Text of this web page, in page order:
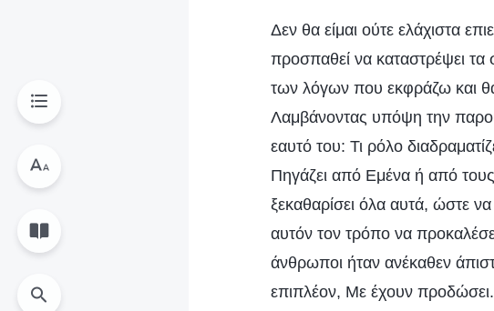
Δεν θα είμαι ούτε ελάχιστα
προσπαθεί να καταστρέψει τα
των λόγων που εκφράζω και
Λαμβάνοντας υπόψη την
εαυτό του: Τι ρόλο
Πηγάζει από Εμένα ή από
ξεκαθαρίσει όλα αυτά, ώστε να
αυτόν τον τρόπο να
άνθρωποι ήταν ανέκαθεν
επιπλέον, Με έχουν προδώσει.